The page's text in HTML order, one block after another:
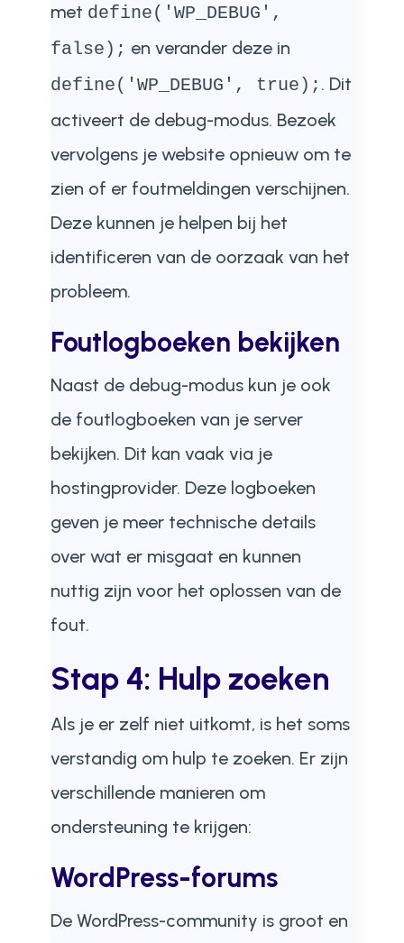
met define('WP_DEBUG',
false); en verander deze in
define('WP_DEBUG', true); . Dit
activeert de debug-modus. Bezoek
vervolgens je website opnieuw om te
zien of er foutmeldingen verschijnen.
Deze kunnen je helpen bij het
identificeren van de oorzaak van het
probleem.
Foutlogboeken bekijken
Naast de debug-modus kun je ook
de foutlogboeken van je server
bekijken. Dit kan vaak via je
hostingprovider. Deze logboeken
geven je meer technische details
over wat er misgaat en kunnen
nuttig zijn voor het oplossen van de
fout.
Stap 4: Hulp zoeken
Als je er zelf niet uitkomt, is het soms
verstandig om hulp te zoeken. Er zijn
verschillende manieren om
ondersteuning te krijgen:
WordPress-forums
De WordPress-community is groot en